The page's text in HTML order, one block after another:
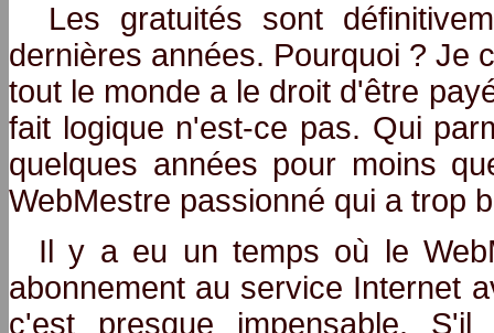
Les gratuités sont
dernières années. Pourquoi ? Je
tout le monde a le droit d'être
fait logique n'est-ce pas. Qui
quelques années pour moins
WebMestre passionné qui a
Il y a eu un temps où le
abonnement au service Internet
c'est presque impensable.